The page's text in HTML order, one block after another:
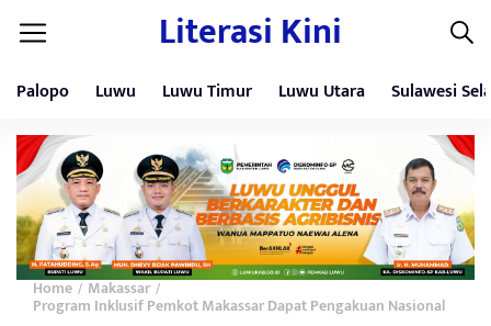
Literasi Kini
Palopo Luwu Luwu Timur Luwu Utara Sulawesi
Home / Makassar /
Program Inklusif Pemkot Makassar Dapat Pengakuan Nasional